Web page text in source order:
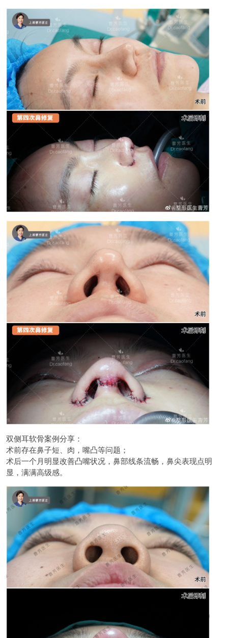
双侧耳软骨案例分享：
术前存在鼻子短、肉，嘴凸等问题；
术后一个月明显改善凸嘴状况，鼻部线条流畅，鼻尖表现点明
显，满满高级感。